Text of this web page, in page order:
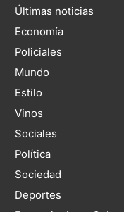
Últimas noticias
Economía
Policiales
Mundo
Estilo
Vinos
Sociales
Política
Sociedad
Deportes